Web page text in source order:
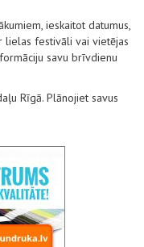
ieskaitot datumus,
lielas festivāli vai vietējas
savu brīvdienu
Rīgā. Plānojiet savus